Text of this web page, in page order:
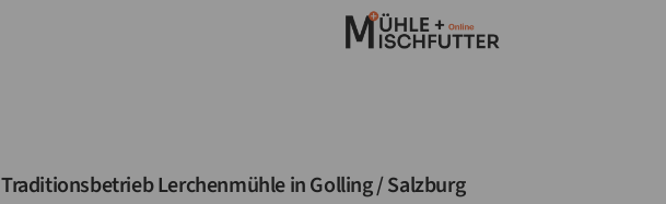
Traditionsbetrieb Lerchenmühle in Golling / Salzburg